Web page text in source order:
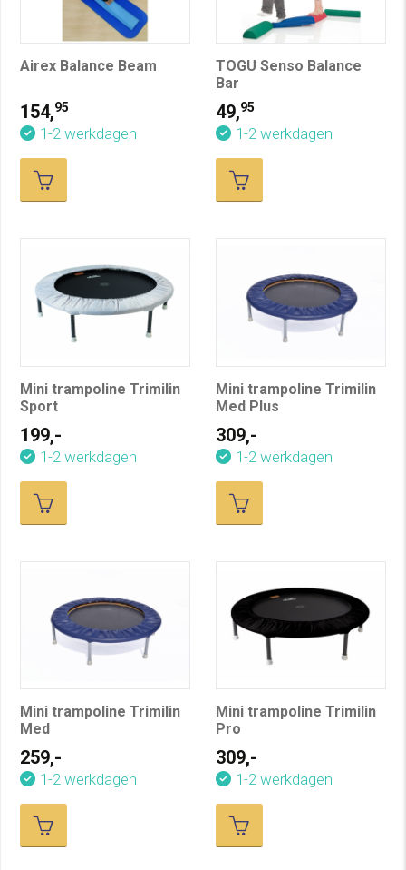
Airex Balance Beam
154,95
1-2 werkdagen
TOGU Senso Balance
Bar
49,95
1-2 werkdagen
Mini trampoline Trimilin
Sport
199,-
1-2 werkdagen
Mini trampoline Trimilin
Med Plus
309,-
1-2 werkdagen
Mini trampoline Trimilin
Med
259,-
1-2 werkdagen
Mini trampoline Trimilin
Pro
309,-
1-2 werkdagen